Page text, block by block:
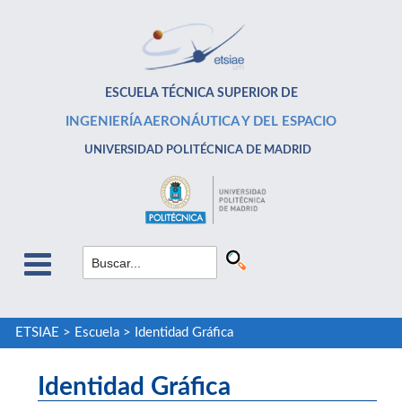
ESCUELA TÉCNICA SUPERIOR DE
INGENIERÍA AERONÁUTICA Y DEL ESPACIO
UNIVERSIDAD POLITÉCNICA DE MADRID
ETSIAE > Escuela> Identidad Gráfica
Identidad Gráfica